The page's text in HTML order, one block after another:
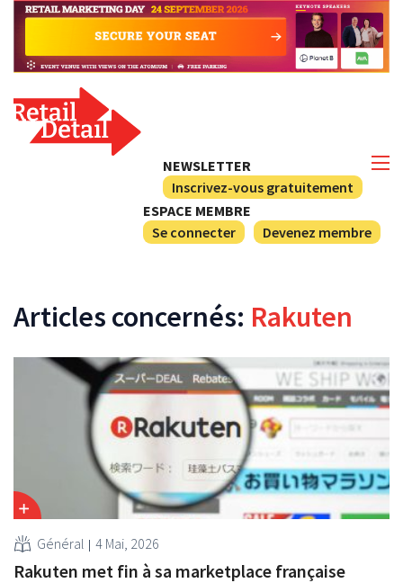
NEWSLETTER
Inscrivez-vous gratuitement
ESPACE MEMBRE
Se connecter
Devenez membre
Articles concernés: Rakuten
Général 4 Mai, 2026
Rakuten met fin à sa marketplace française